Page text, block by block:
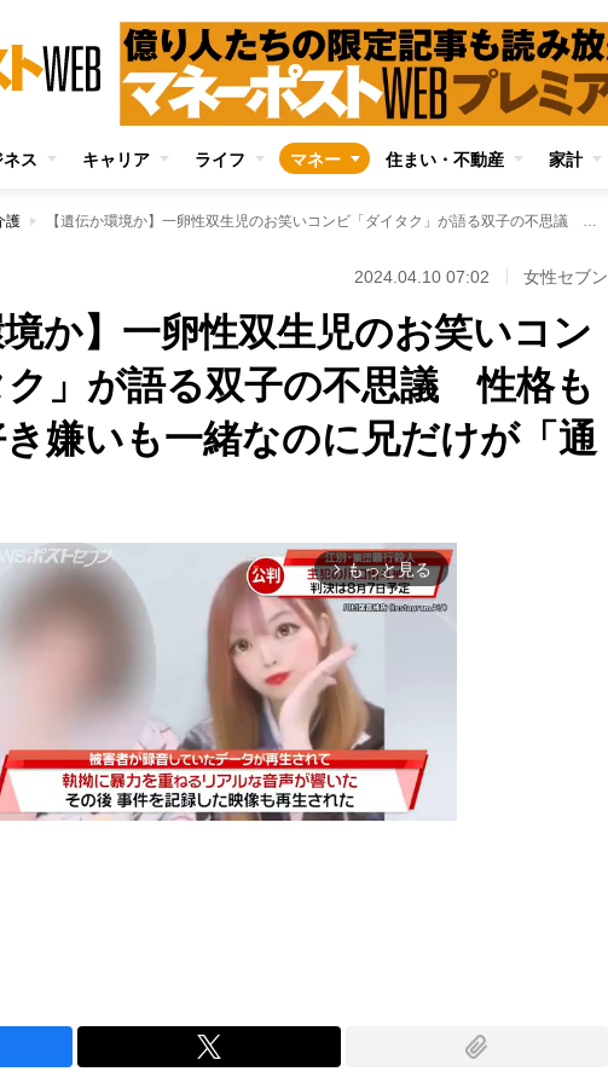
ネス キャリア ライフ マネー 住まい・不動産 家計
護 【遺伝か環境か】一卵性双生児のお笑いコンビ「ダイタク」が語る双子の不思議 性格も食べ物の好き嫌いも一緒なのに兄だけが「通風」に
2024.04.10 07:02 女性セブン
境か】一卵性双生児のお笑いコン
ク」が語る双子の不思議 性格も
嫌いも一緒なのに兄だけが「通
arrow_forward_ios もっと見る